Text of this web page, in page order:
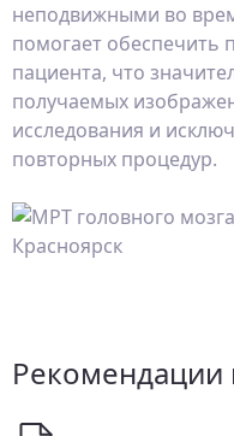
неподвижными во
помогает обеспечить
пациента, что
получаемых
исследования и
повторных процедур.